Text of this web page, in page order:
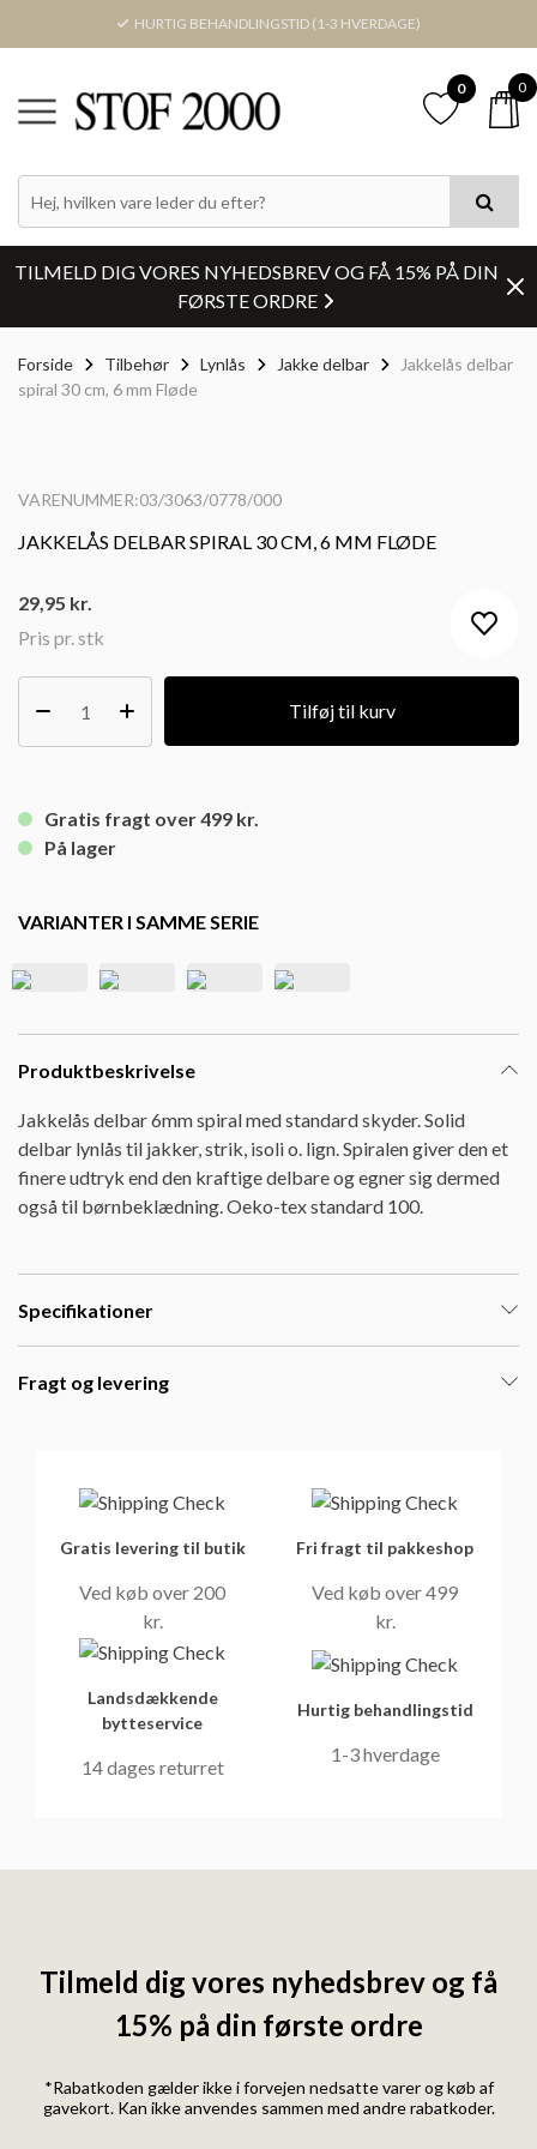
HURTIG BEHANDLINGSTID (1-3 HVERDAGE)
0 0
TILMELD DIG VORES NYHEDSBREV OG FÅ 15% PÅ DIN
FØRSTE ORDRE
Forside Tilbehør Lynlås Jakke delbar
Jakkelås delbar
spiral 30 cm, 6 mm Fløde
VARENUMMER:03/3063/0778/000
JAKKELÅS DELBAR SPIRAL 30 CM, 6 MM FLØDE
Pris pr. stk
29,95 kr.
Tilføj til kurv
Gratis fragt over 499 kr.
På lager
VARIANTER I SAMME SERIE
Produktbeskrivelse
Jakkelås delbar 6mm spiral med standard skyder. Solid
delbar lynlås til jakker, strik, isoli o. lign. Spiralen giver den et
finere udtryk end den kraftige delbare og egner sig dermed
også til børnbeklædning. Oeko-tex standard 100.
Specifikationer
Fragt og levering
Gratis levering til butik
Ved køb over 200
kr.
Fri fragt til pakkeshop
Ved køb over 499
kr.
Landsdækkende
bytteservice
14 dages returret
Hurtig behandlingstid
1-3 hverdage
Tilmeld dig vores nyhedsbrev og få
15% på din første ordre
*Rabatkoden gælder ikke i forvejen nedsatte varer og køb af
gavekort. Kan ikke anvendes sammen med andre rabatkoder.